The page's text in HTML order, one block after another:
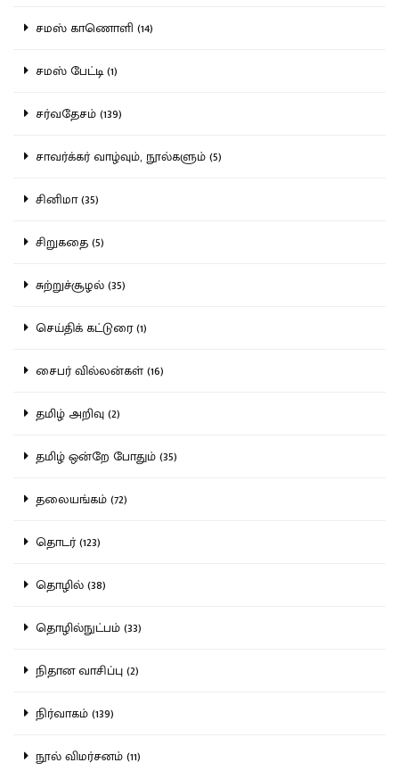
சமஸ் காணொளி (14)
சமஸ் பேட்டி (1)
சர்வதேசம் (139)
சாவர்க்கர் வாழ்வும், நூல்களும் (5)
சினிமா (35)
சிறுகதை (5)
சுற்றுச்சூழல் (35)
செய்திக் கட்டுரை (1)
சைபர் வில்லன்கள் (16)
தமிழ் அறிவு (2)
தமிழ் ஒன்றே போதும் (35)
தலையங்கம் (72)
தொடர் (123)
தொழில் (38)
தொழில்நுட்பம் (33)
நிதான வாசிப்பு (2)
நிர்வாகம் (139)
நூல் விமர்சனம் (11)